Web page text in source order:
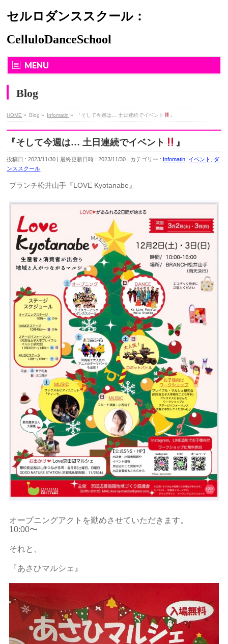
セルロダンススクール：
CelluloDanceSchool
MENU
Blog
HOME » Blog » Infomatin » 『そして今週は… 土日連続でイベント 』
『そして今週は… 土日連続でイベント 』
投稿日 : 2023/11/30 最終更新日時 : 2023/11/30 カテゴリー : Infomatin イベント
ダ
ンススクール
ブランチ松井山手『LOVE Kyotanabe』
オープニングアクトを勤めさせていただきます。
10:00〜
それと、
『あさひマルシェ』